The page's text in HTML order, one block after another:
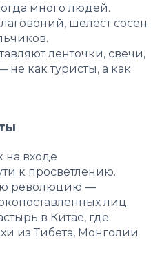
много людей.
шелест сосен
ленточки, свечи,
как туристы, а как
на входе
к просветлению.
революцию —
лиц.
в Китае, где
из Тибета, Монголии